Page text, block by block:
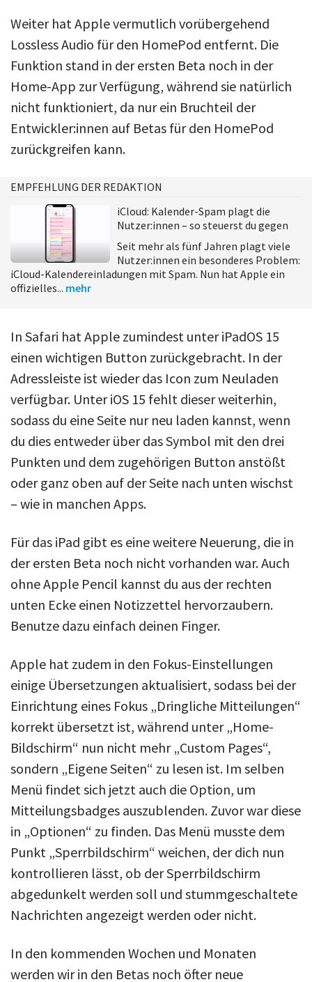
Weiter hat Apple vermutlich vorübergehend
Lossless Audio für den HomePod entfernt. Die
Funktion stand in der ersten Beta noch in der
Home-App zur Verfügung, während sie natürlich
nicht funktioniert, da nur ein Bruchteil der
Entwickler:innen auf Betas für den HomePod
zurückgreifen kann.
EMPFEHLUNG DER REDAKTION
iCloud: Kalender-Spam plagt die
Nutzer:innen – so steuerst du gegen
Seit mehr als fünf Jahren plagt viele
Nutzer:innen ein besonderes Problem:
iCloud-Kalendereinladungen mit Spam. Nun hat Apple ein
offizielles... mehr
In Safari hat Apple zumindest unter iPadOS 15
einen wichtigen Button zurückgebracht. In der
Adressleiste ist wieder das Icon zum Neuladen
verfügbar. Unter iOS 15 fehlt dieser weiterhin,
sodass du eine Seite nur neu laden kannst, wenn
du dies entweder über das Symbol mit den drei
Punkten und dem zugehörigen Button anstößt
oder ganz oben auf der Seite nach unten wischst
– wie in manchen Apps.
Für das iPad gibt es eine weitere Neuerung, die in
der ersten Beta noch nicht vorhanden war. Auch
ohne Apple Pencil kannst du aus der rechten
unten Ecke einen Notizzettel hervorzaubern.
Benutze dazu einfach deinen Finger.
Apple hat zudem in den Fokus-Einstellungen
einige Übersetzungen aktualisiert, sodass bei der
Einrichtung eines Fokus „Dringliche Mitteilungen“
korrekt übersetzt ist, während unter „Home-
Bildschirm“ nun nicht mehr „Custom Pages“,
sondern „Eigene Seiten“ zu lesen ist. Im selben
Menü findet sich jetzt auch die Option, um
Mitteilungsbadges auszublenden. Zuvor war diese
in „Optionen“ zu finden. Das Menü musste dem
Punkt „Sperrbildschirm“ weichen, der dich nun
kontrollieren lässt, ob der Sperrbildschirm
abgedunkelt werden soll und stummgeschaltete
Nachrichten angezeigt werden oder nicht.
In den kommenden Wochen und Monaten
werden wir in den Betas noch öfter neue